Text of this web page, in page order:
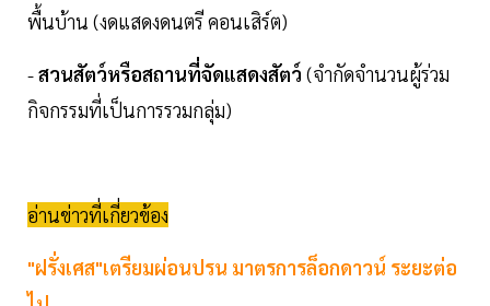
พื้นบ้าน (งดแสดงดนตรี คอนเสิร์ต)
-สวนสัตว์หรือสถานที่จัดแสดงสัตว์ (จำกัดจำนวนผู้ร่วม
กิจกรรมที่เป็นการรวมกลุ่ม)
อ่านข่าวที่เกี่ยวข้อง
"ฝรั่งเศส"เตรียมผ่อนปรน มาตรการล็อกดาวน์ ระยะต่อ